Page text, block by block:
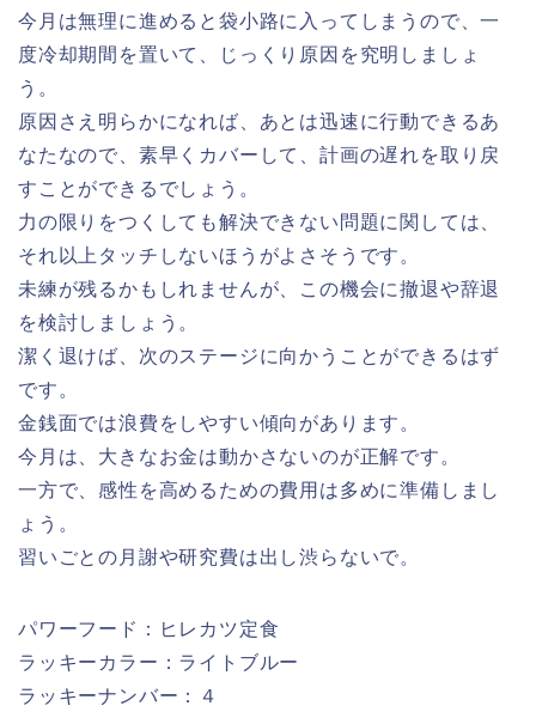
今月は無理に進めると袋小路に入ってしまうので、一
度冷却期間を置いて、じっくり原因を究明しましょ
う。
原因さえ明らかになれば、あとは迅速に行動できるあ
なたなので、素早くカバーして、計画の遅れを取り戻
すことができるでしょう。
力の限りをつくしても解決できない問題に関しては、
それ以上タッチしないほうがよさそうです。
未練が残るかもしれませんが、この機会に撤退や辞退
を検討しましょう。
潔く退けば、次のステージに向かうことができるはず
です。
金銭面では浪費をしやすい傾向があります。
今月は、大きなお金は動かさないのが正解です。
一方で、感性を高めるための費用は多めに準備しまし
ょう。
習いごとの月謝や研究費は出し渋らないで。
パワーフード：ヒレカツ定食
ラッキーカラー：ライトブルー
ラッキーナンバー：４